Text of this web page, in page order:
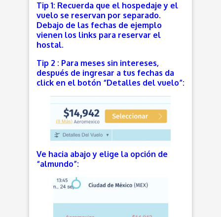
Tip 1: Recuerda que el hospedaje y el
vuelo se reservan por separado.
Debajo de las fechas de ejemplo
vienen los links para reservar el
hostal.
Tip 2 : Para meses sin intereses,
después de ingresar a tus fechas da
click en el botón “Detalles del vuelo”:
Ve hacia abajo y elige la opción de
“almundo”: